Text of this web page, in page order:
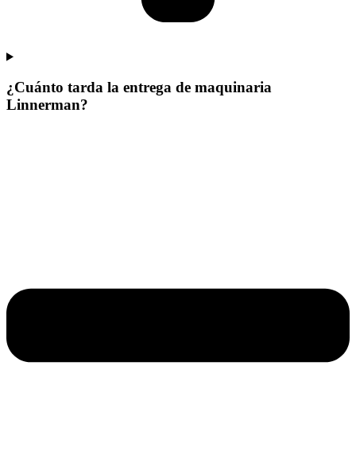
¿Cuánto tarda la entrega de maquinaria
Linnerman?